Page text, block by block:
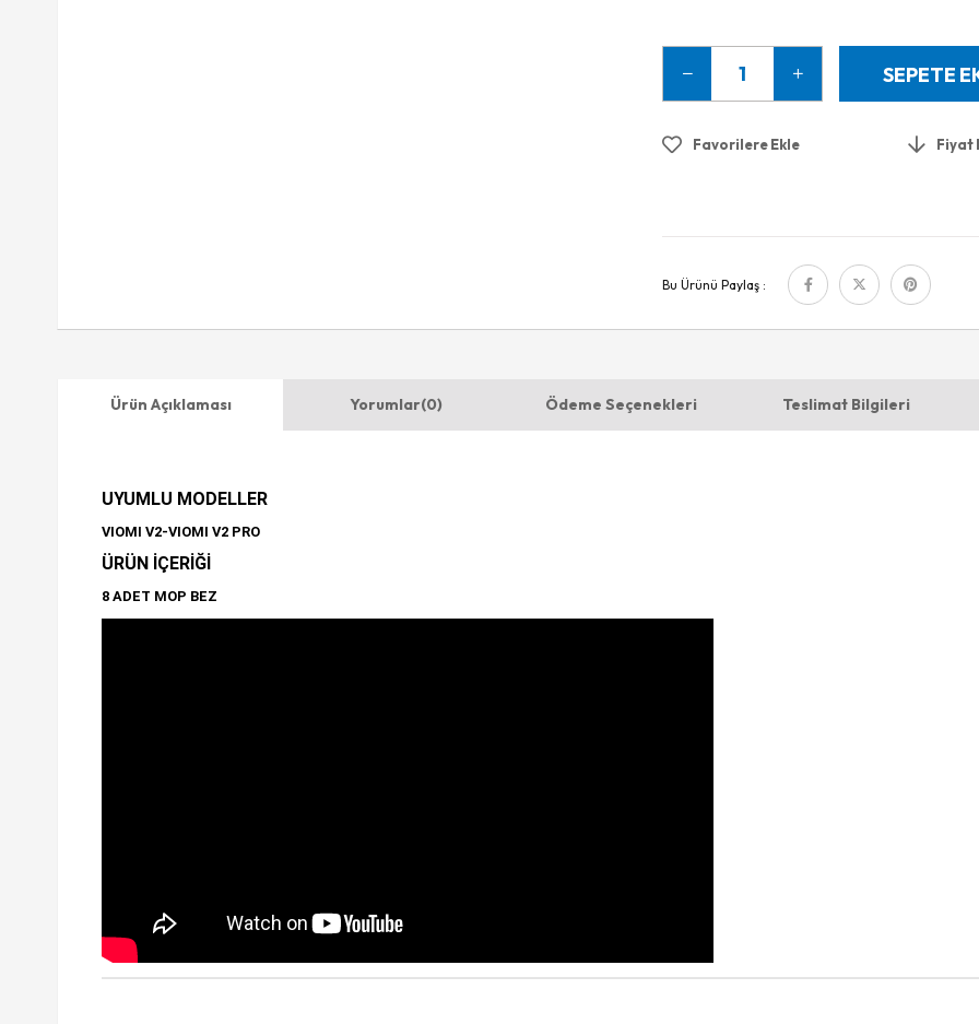
Favorilere Ekle Fiyat
Bu Ürünü Paylaş :
Ürün Açıklaması Yorumlar(0) Ödeme Seçenekleri Teslimat Bilgileri
UYUMLU MODELLER
VIOMI V2-VIOMI V2 PRO
ÜRÜN İÇERİĞİ
8 ADET MOP BEZ